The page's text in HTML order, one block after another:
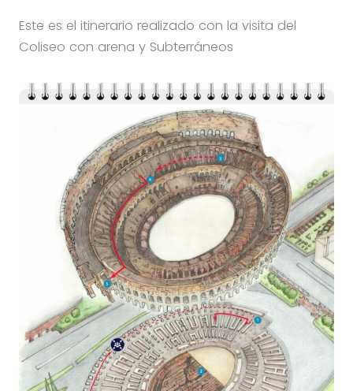
Este es el itinerario realizado con la visita del
Coliseo con arena y Subterráneos